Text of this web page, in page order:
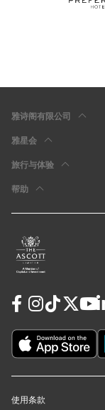
雅诗阁有限公司
雅星会
旅行与体验
帮助
使用条款